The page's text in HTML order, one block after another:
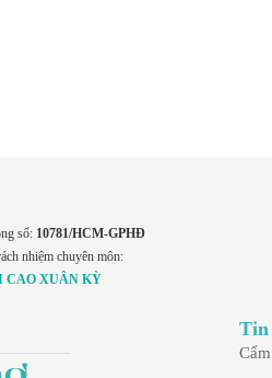
số: 10781/HCM-GPHĐ
nhiệm chuyên môn:
CAO XUÂN KỲ
Tin